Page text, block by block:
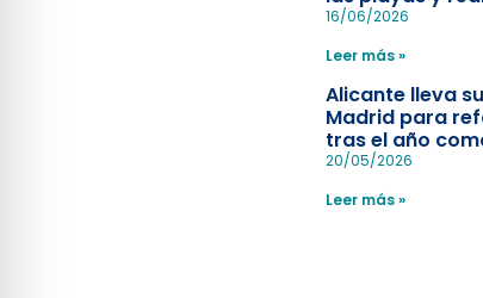
simulacro de
16/06/2026
Leer más »
Alicante lleva
Madrid para
tras el año
Española”
20/05/2026
Leer más »